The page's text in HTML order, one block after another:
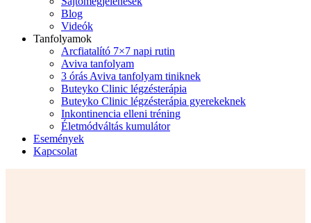
Blog
Videók
Tanfolyamok
Arcfiatalító 7×7 napi rutin
Aviva tanfolyam
3 órás Aviva tanfolyam tiniknek
Buteyko Clinic légzésterápia
Buteyko Clinic légzésterápia gyerekeknek
Inkontinencia elleni tréning
Életmódváltás kumulátor
Események
Kapcsolat